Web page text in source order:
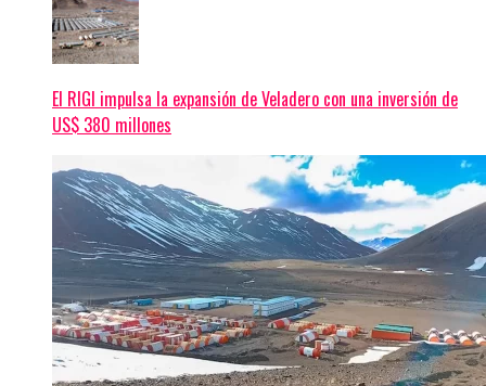
El RIGI impulsa la expansión de Veladero con una inversión de
US$ 380 millones